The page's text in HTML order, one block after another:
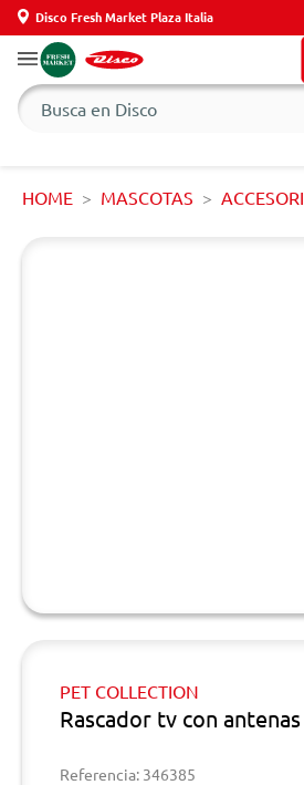
Disco Fresh Market Plaza Italia
HOME MASCOTAS
PET COLLECTION
Rascador tv con
Referencia: 346385